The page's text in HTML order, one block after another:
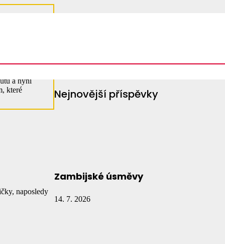
a nyní
které
naposledy
Nejnovější příspěvky
Zambijské úsměvy
14. 7. 2026